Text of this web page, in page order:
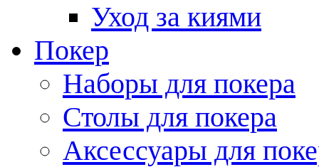
Уход за киями
Покер
Наборы для покера
Столы для покера
Аксессуары для